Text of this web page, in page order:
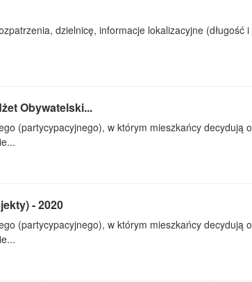
dzielnicę, informacje lokalizacyjne (długość i
Obywatelski...
(partycypacyjnego), w którym mieszkańcy decydują o
- 2020
(partycypacyjnego), w którym mieszkańcy decydują o